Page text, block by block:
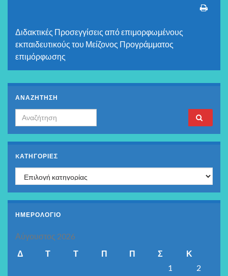
Διδακτικές Προσεγγίσεις από επιμορφωμένους
εκπαιδευτικούς του Μείζονος Προγράμματος
επιμόρφωσης
ΑΝΑΖΗΤΗΣΗ
Search for:
KΑΤΗΓΟΡΊΕΣ
Kατηγορίες
ΗΜΕΡΟΛΟΓΙΟ
Αύγουστος 2026
Δ
Τ Τ Π Π Σ
Κ
1
2